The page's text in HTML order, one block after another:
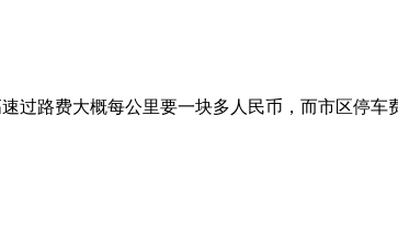
过路费大概每公里要一块多人民币，而市区停车